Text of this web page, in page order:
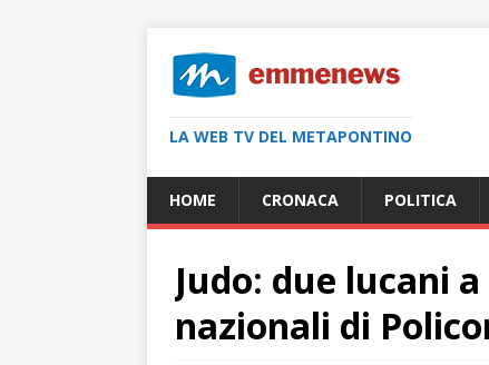
LA WEB TV DEL METAPONTINO
HOME CRONACA POLITICA
Judo: due lucani
nazionali di